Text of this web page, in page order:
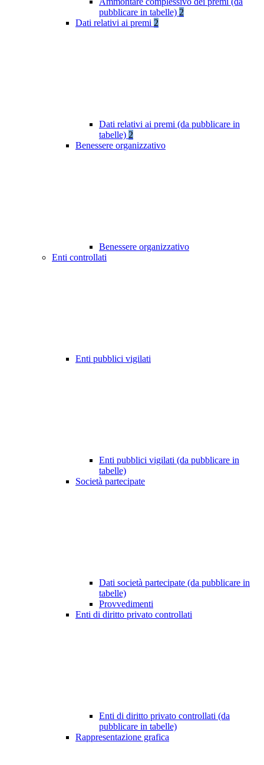
pubblicare in tabelle) 2
Dati relativi ai premi 2
Dati relativi ai premi (da pubblicare in
tabelle) 2
Benessere organizzativo
Benessere organizzativo
Enti controllati
Enti pubblici vigilati
Enti pubblici vigilati (da pubblicare in
tabelle)
Società partecipate
Dati società partecipate (da pubblicare in
tabelle)
Provvedimenti
Enti di diritto privato controllati
Enti di diritto privato controllati (da
pubblicare in tabelle)
Rappresentazione grafica